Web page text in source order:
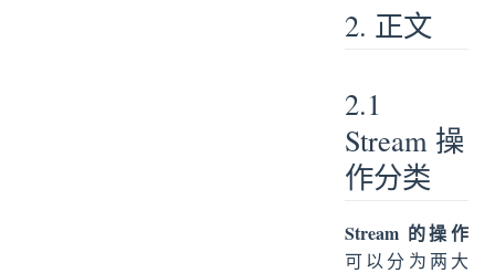
2. 正文
2.1
Stream 操
作分类
Stream 的操作
可以分为两大